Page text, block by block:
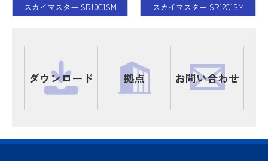
スカイマスター SR10C1SM スカイマスター SR12C1SM
ダウンロード 拠点 お問い合わせ